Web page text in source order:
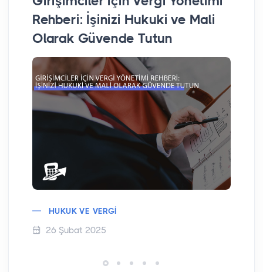
Rehberi: İşinizi Hukuki ve Mali
Olarak Güvende Tutun
HUKUK VE VERGI
26 Şubat 2025